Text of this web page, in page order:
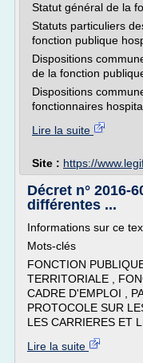
Statut général de la
Statuts particuliers
fonction publique
Dispositions
de la fonction
Dispositions
fonctionnaires
Lire la suite
Site : https://
Décret n° 2016-
différentes ...
Informations sur ce
Mots-clés
FONCTION
TERRITORIALE ,
CADRE D'EMPLOI ,
PROTOCOLE SUR
LES CARRIERES ET
Lire la suite